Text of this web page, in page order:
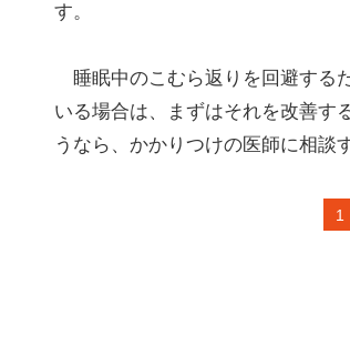
す。
睡眠中のこむら返りを回避する
いる場合は、まずはそれを改善す
うなら、かかりつけの医師に相談
1